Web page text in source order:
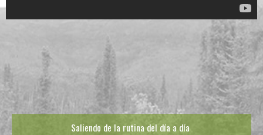
Saliendo de la rutina del día a día